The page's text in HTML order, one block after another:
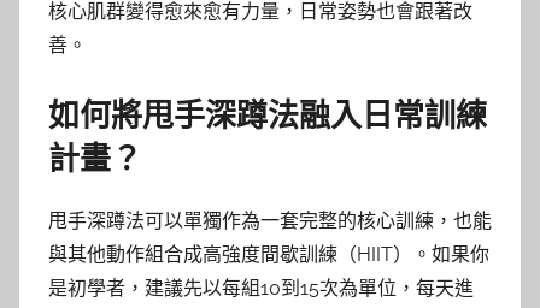
核心肌群變得愈來愈有力量，日常姿勢也會跟著改
善。
如何將甩手深蹲法融入日常訓練
計畫？
甩手深蹲法可以單獨作為一套完整的核心訓練，也能
與其他動作組合成高強度間歇訓練（HIIT）。如果你
是初學者，建議先以每組10到15次為單位，每天進